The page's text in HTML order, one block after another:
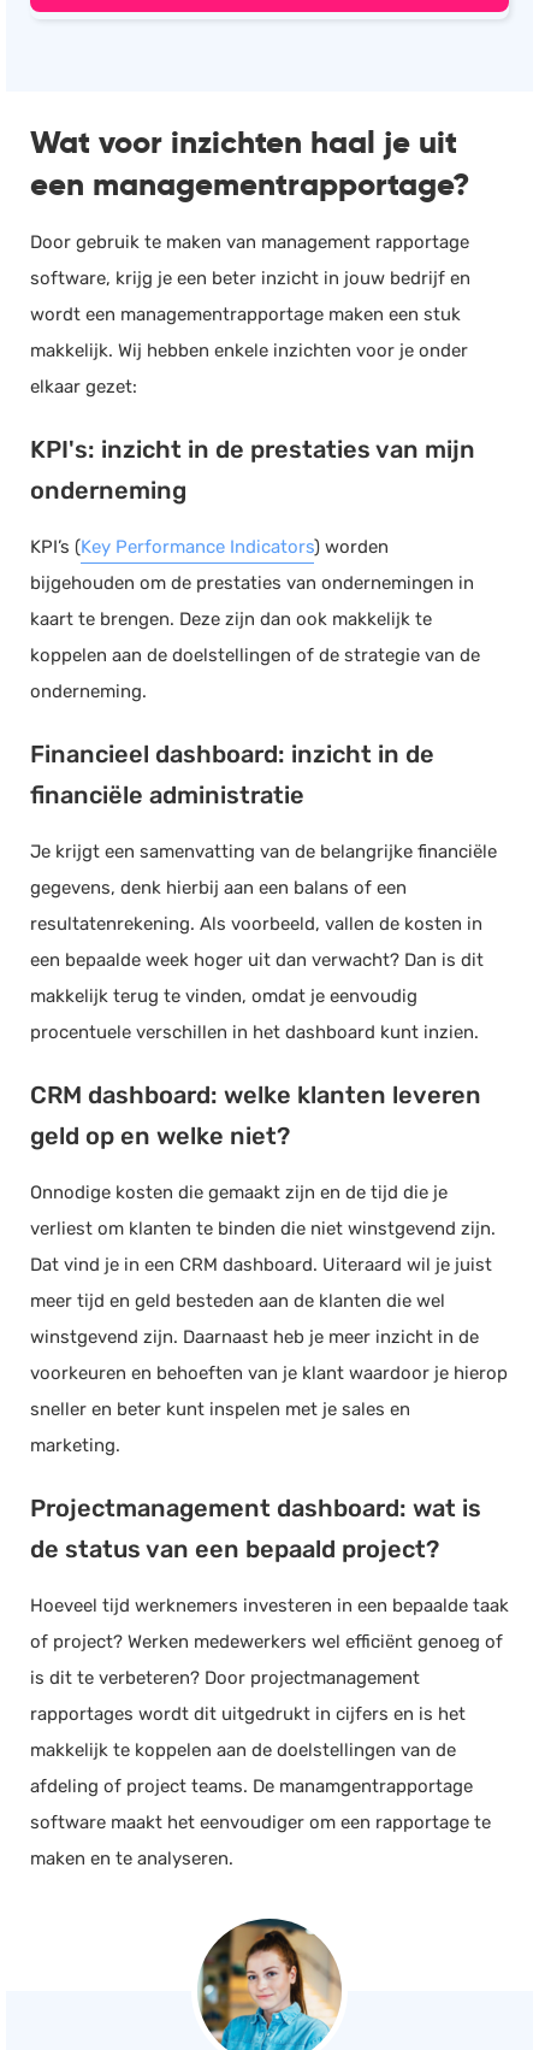
Wat voor inzichten haal je uit
een managementrapportage?
Door gebruik te maken van management rapportage
software, krijg je een beter inzicht in jouw bedrijf en
wordt een managementrapportage maken een stuk
makkelijk. Wij hebben enkele inzichten voor je onder
elkaar gezet:
KPI's: inzicht in de prestaties van mijn
onderneming
KPI’s (Key Performance Indicators) worden
bijgehouden om de prestaties van ondernemingen in
kaart te brengen. Deze zijn dan ook makkelijk te
koppelen aan de doelstellingen of de strategie van de
onderneming.
Financieel dashboard: inzicht in de
financiële administratie
Je krijgt een samenvatting van de belangrijke financiële
gegevens, denk hierbij aan een balans of een
resultatenrekening. Als voorbeeld, vallen de kosten in
een bepaalde week hoger uit dan verwacht? Dan is dit
makkelijk terug te vinden, omdat je eenvoudig
procentuele verschillen in het dashboard kunt inzien.
CRM dashboard: welke klanten leveren
geld op en welke niet?
Onnodige kosten die gemaakt zijn en de tijd die je
verliest om klanten te binden die niet winstgevend zijn.
Dat vind je in een CRM dashboard. Uiteraard wil je juist
meer tijd en geld besteden aan de klanten die wel
winstgevend zijn. Daarnaast heb je meer inzicht in de
voorkeuren en behoeften van je klant waardoor je hierop
sneller en beter kunt inspelen met je sales en
marketing.
Projectmanagement dashboard: wat is
de status van een bepaald project?
Hoeveel tijd werknemers investeren in een bepaalde taak
of project? Werken medewerkers wel efficiënt genoeg of
is dit te verbeteren? Door projectmanagement
rapportages wordt dit uitgedrukt in cijfers en is het
makkelijk te koppelen aan de doelstellingen van de
afdeling of project teams. De manamgentrapportage
software maakt het eenvoudiger om een rapportage te
maken en te analyseren.